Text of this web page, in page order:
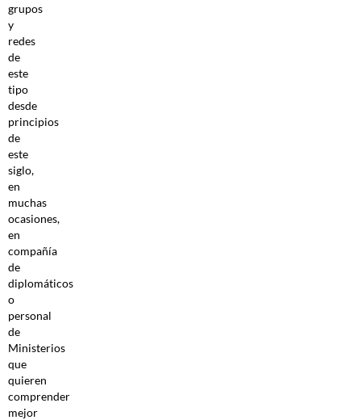
grupos
y
redes
de
este
tipo
desde
principios
de
este
siglo,
en
muchas
ocasiones,
en
compañía
de
diplomáticos
o
personal
de
Ministerios
que
quieren
comprender
mejor